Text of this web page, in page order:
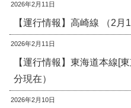
2026年2月11日
【運行情報】高崎線 （2月
2026年2月11日
【運行情報】東海道本線[
分現在）
2026年2月10日